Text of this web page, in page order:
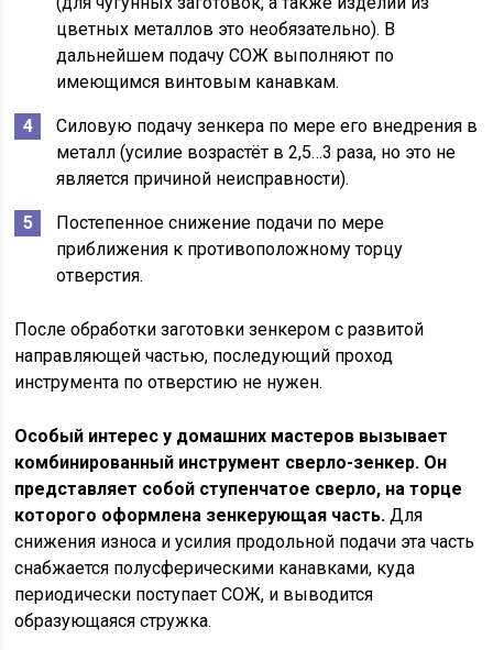
цветных металлов это необязательно). В
дальнейшем подачу СОЖ выполняют по
имеющимся винтовым канавкам.
Силовую подачу зенкера по мере его внедрения в
металл (усилие возрастёт в 2,5…3 раза, но это не
является причиной неисправности).
Постепенное снижение подачи по мере
приближения к противоположному торцу
отверстия.
После обработки заготовки зенкером с развитой
направляющей частью, последующий проход
инструмента по отверстию не нужен.
Особый интерес у домашних мастеров вызывает
комбинированный инструмент сверло-зенкер. Он
представляет собой ступенчатое сверло, на торце
которого оформлена зенкерующая часть. Для
снижения износа и усилия продольной подачи эта часть
снабжается полусферическими канавками, куда
периодически поступает СОЖ, и выводится
образующаяся стружка.